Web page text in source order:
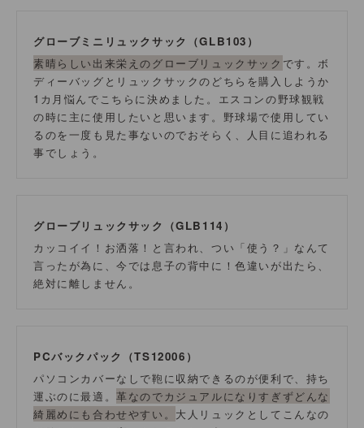
グローブミニリュックサック（GLB103）
素晴らしい出来栄えのグローブリュックサック です。ボ
ディーバッグとリュックサックのどちらを購入しようか
1カ月悩んでこちらに決めました。エスコンの野球観戦
の時に主に使用したいと思います。野球場で使用してい
るのを一度も見た事ないのでおそらく、人目に追われる
事でしょう。
グローブリュックサック（GLB114）
カッコイイ！お洒落！と言われ、つい「使う？」なんて
言ったが為に、今では息子の背中に！色違いが出たら、
絶対に離しません。
PCバックパック（TS12006）
パソコンカバーなしで鞄に収納できるのが便利で、持ち
運ぶのに最適。革なのでカジュアルになりすぎずどんな
綺麗めにも合わせやすい。 大人リュックとしてこんなの